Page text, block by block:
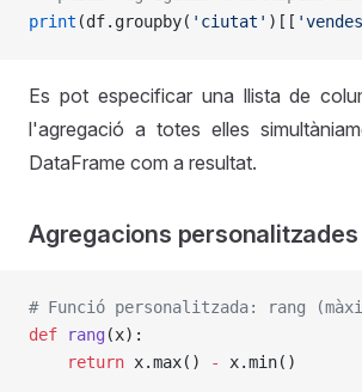
print (df.groupby( 'ciutat' )[[
Es pot especificar una llista de
l'agregació a totes elles
DataFrame com a resultat.
Agregacions personalitzades
# Funció personalitzada: rang
def rang (x):
    return
x.max() - x.min()